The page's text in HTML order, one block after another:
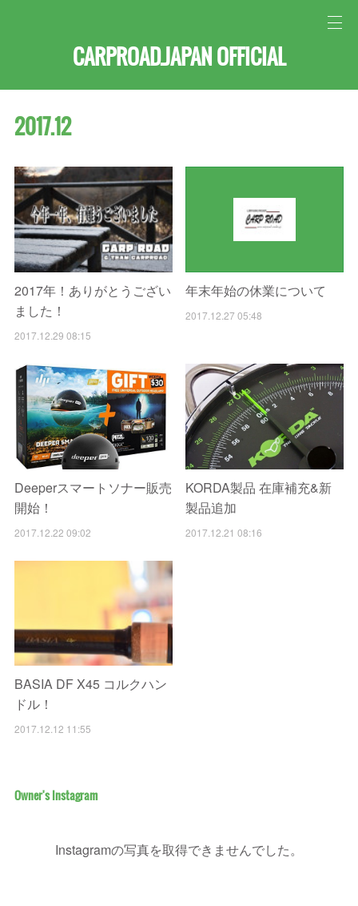
CARPROAD.JAPAN OFFICIAL
2017.12
2017年！ありがとうござい
ました！
2017.12.29 08:15
年末年始の休業について
2017.12.27 05:48
Deeperスマートソナー販売
開始！
2017.12.22 09:02
KORDA製品 在庫補充&新
製品追加
2017.12.21 08:16
BASIA DF X45 コルクハン
ドル！
2017.12.12 11:55
Owner's Instagram
Instagramの写真を取得できませんでした。